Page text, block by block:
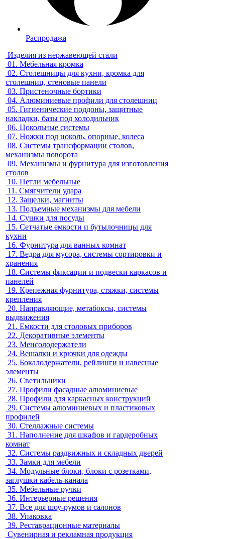
Распродажа
Изделия из нержавеющей стали
01. Мебельная кромка
02. Столешницы для кухни, кромка для
столешниц, стеновые панели
03. Пристеночные бортики
04. Алюминиевые профили для столешниц
05. Гигиенические поддоны, защитные
накладки, базы под холодильник
06. Цокольные системы
07. Ножки под цоколь, опорные, колеса
08. Системы трансформации столов,
механизмы поворота
09. Механизмы и фурнитура для изготовления
столов
10. Петли мебельные
11. Смягчители удара
12. Защелки, магниты
13. Подъемные механизмы для мебели
14. Сушки для посуды
15. Сетчатые емкости и бутылочницы для
кухни
16. Фурнитура для ванных комнат
17. Ведра для мусора, системы сортировки и
хранения
18. Системы фиксации и подвески каркасов и
панелей
19. Крепежная фурнитура, стяжки, системы
крепления
20. Направляющие, метабоксы, системы
выдвижения
21. Емкости для столовых приборов
22. Декоративные элементы
23. Менсолодержатели
24. Вешалки и крючки для одежды
25. Бокалодержатели, рейлинги и навесные
элементы
26. Светильники
27. Профили фасадные алюминиевые
28. Профили для каркасных конструкций
29. Системы алюминиевых и пластиковых
профилей
30. Стеллажные системы
31. Наполнение для шкафов и гардеробных
комнат
32. Системы раздвижных и складных дверей
33. Замки для мебели
34. Модульные блоки, блоки с розетками,
заглушки кабель-канала
35. Мебельные ручки
36. Интерьерные решения
37. Все для шоу-румов и салонов
38. Упаковка
39. Реставрационные материалы
Сувенирная и рекламная продукция